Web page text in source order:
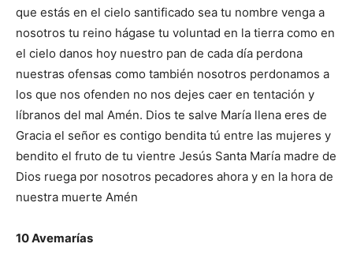
que estás en el cielo santificado sea tu nombre venga a
nosotros tu reino hágase tu voluntad en la tierra como en
el cielo danos hoy nuestro pan de cada día perdona
nuestras ofensas como también nosotros perdonamos a
los que nos ofenden no nos dejes caer en tentación y
líbranos del mal Amén. Dios te salve María llena eres de
Gracia el señor es contigo bendita tú entre las mujeres y
bendito el fruto de tu vientre Jesús Santa María madre de
Dios ruega por nosotros pecadores ahora y en la hora de
nuestra muerte Amén
10 Avemarías